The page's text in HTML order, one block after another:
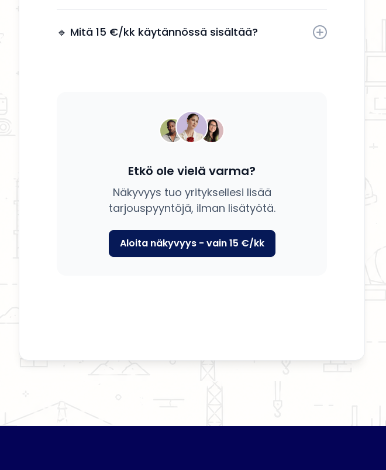
tahansa.
🔹 Mitä 15 €/kk käytännössä sisältää?
Etkö ole vielä varma?
Näkyvyys tuo yrityksellesi lisää
tarjouspyyntöjä, ilman lisätyötä.
Aloita näkyvyys - vain 15 €/kk